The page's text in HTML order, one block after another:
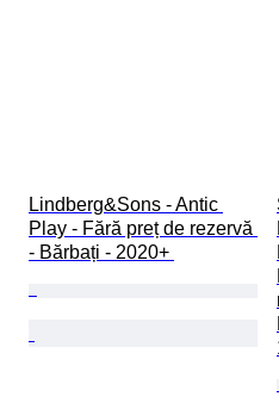
Lindberg&Sons - Antic
Play - Fără preț de rezervă
- Bărbați - 2020+